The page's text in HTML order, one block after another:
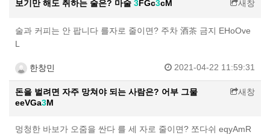
보기만 해도 취하는 술은? 마술 3FGc3cM 새창
술과 커피는 안 팝니다 를자로 줄이면? 주차 酒茶 금지 EHoOve
L
한창민 2021-04-22 11:59:31
돈을 벌려면 자주 망쳐야 되는 사람은? 어부 그물
eeVGa3M
새창
멍청한 바보가 오줌을 싼다 를 세 자로 줄이면? 쪼다쉬 eqyAmR